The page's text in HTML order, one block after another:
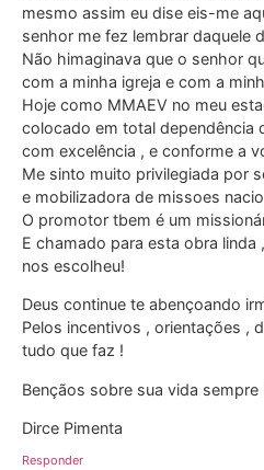
mesmo assim eu dise eis-me
senhor me fez lembrar daquele
Não himaginava que o senhor
com a minha igreja e com a
Hoje como MMAEV no meu
colocado em total dependência
com excelência , e conforme a
Me sinto muito privilegiada por
e mobilizadora de missoes
O promotor tbem é um
E chamado para esta obra
nos escolheu!
Deus continue te abençoando
Pelos incentivos , orientações ,
tudo que faz !
Bençãos sobre sua vida sempre
Dirce Pimenta
Responder